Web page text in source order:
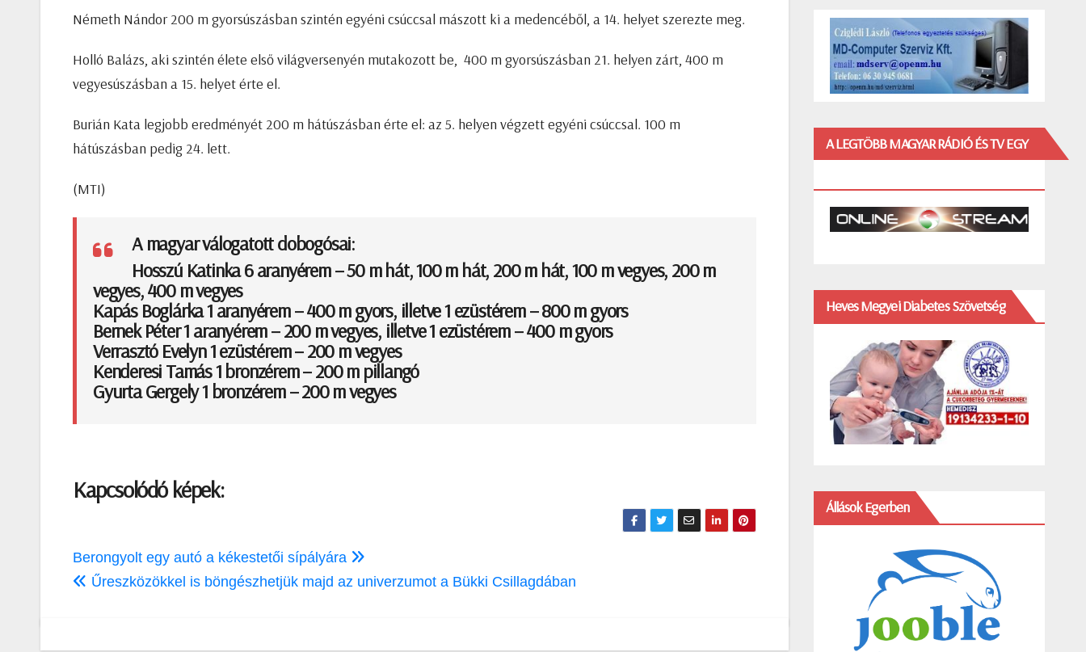
Németh Nándor 200 m gyorsúszásban szintén egyéni csúccsal mászott ki a medencéből, a 14. helyet szerezte meg.
Holló Balázs, aki szintén élete első világversenyén mutakozott be, 400 m gyorsúszásban 21. helyen zárt, 400 m
vegyesúszásban a 15. helyet érte el.
Burián Kata legjobb eredményét 200 m hátúszásban érte el: az 5. helyen végzett egyéni csúccsal. 100 m
hátúszásban pedig 24. lett.
(MTI)
A magyar válogatott dobogósai:
Hosszú Katinka 6 aranyérem – 50 m hát, 100 m hát, 200 m hát, 100 m vegyes, 200 m
vegyes, 400 m vegyes
Kapás Boglárka 1 aranyérem – 400 m gyors, illetve 1 ezüstérem – 800 m gyors
Bernek Péter 1 aranyérem – 200 m vegyes, illetve 1 ezüstérem – 400 m gyors
Verrasztó Evelyn 1 ezüstérem – 200 m vegyes
Kenderesi Tamás 1 bronzérem – 200 m pillangó
Gyurta Gergely 1 bronzérem – 200 m vegyes
Kapcsolódó képek:
Bejegyzés
navigáció
Berongyolt egy autó a kékestetői sípályára
Űreszközökkel is böngészhetjük majd az univerzumot a Bükki Csillagdában
A LEGTÖBB MAGYAR RÁDIÓ ÉS TV EGY
Heves Megyei Diabetes Szövetség
Állások Egerben